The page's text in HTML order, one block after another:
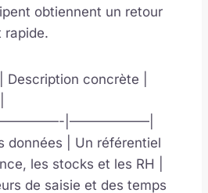
obtiennent un retour
rapide.
Description concrète |
|——————|
données | Un référentiel
les stocks et les RH |
de saisie et des temps